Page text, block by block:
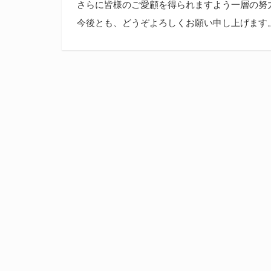
さらに皆様のご愛顧を得られますよう一層の努
今後とも、どうぞよろしくお願い申し上げます。